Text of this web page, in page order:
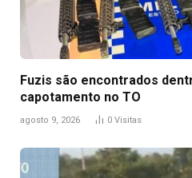
Fuzis são encontrados
capotamento no TO
agosto 9, 2026 0 Visitas